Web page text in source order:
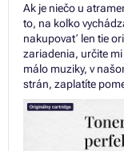
Ak je niečo u
to, na koľko
nakupovať len tie
zariadenia, určite
málo muziky, v
strán, zaplatíte